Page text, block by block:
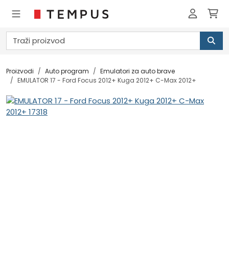
Proizvodi Auto program
Emulatori za auto brave
EMULATOR 17 - Ford Focus 2012+ Kuga 2012+ C-Max 2012+